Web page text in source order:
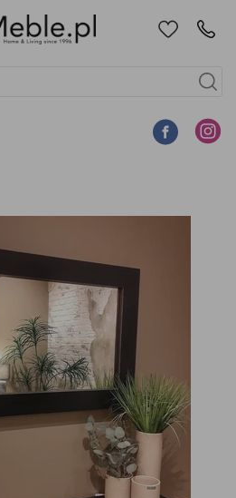
UlubioneKontakt
Szukaj
Facebook